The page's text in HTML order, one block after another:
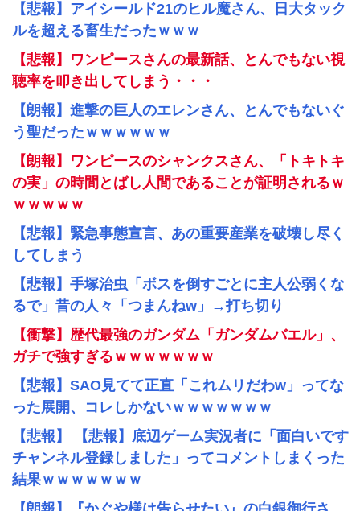
【悲報】アイシールド21のヒル魔さん、日大タック
ルを超える畜生だったｗｗｗ
【悲報】ワンピースさんの最新話、とんでもない視
聴率を叩き出してしまう・・・
【朗報】進撃の巨人のエレンさん、とんでもないぐ
う聖だったｗｗｗｗｗｗ
【朗報】ワンピースのシャンクスさん、「トキトキ
の実」の時間とばし人間であることが証明されるｗ
ｗｗｗｗｗ
【悲報】緊急事態宣言、あの重要産業を破壊し尽く
してしまう
【悲報】手塚治虫「ボスを倒すごとに主人公弱くな
るで」昔の人々「つまんねw」→打ち切り
【衝撃】歴代最強のガンダム「ガンダムバエル」、
ガチで強すぎるｗｗｗｗｗｗｗ
【悲報】SAO見てて正直「これムリだわw」ってな
った展開、コレしかないｗｗｗｗｗｗｗ
【悲報】 【悲報】底辺ゲーム実況者に「面白いです
チャンネル登録しました」ってコメントしまくった
結果ｗｗｗｗｗｗｗ